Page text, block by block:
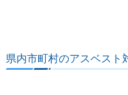
県内市町村のアスベスト